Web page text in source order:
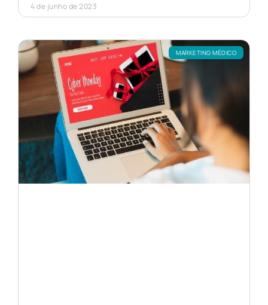
4 de junho de 2023
MARKETING MÉDICO